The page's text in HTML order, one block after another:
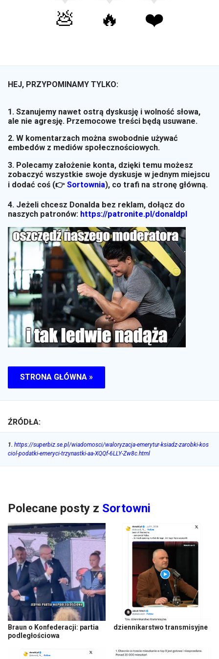
💩 🔥 ❤️
HEJ, PRZYPOMINAMY TYLKO:
1. Szanujemy nawet ostrą dyskusję i wolność słowa,
ale nie agresję. Przemocowe treści będą usuwane.
2. W komentarzach można swobodnie używać
embedów z mediów społecznościowych.
3. Polecamy założenie konta, dzięki temu możesz
zobaczyć wszystkie swoje dyskusje w jednym miejscu
i dodać coś (👉 Sortownia), co trafi na stronę główną.
4. Jeżeli chcesz Donalda bez reklam, dołącz do
naszych patronów: https://patronite.pl/donaldpl
STRONA GŁÓWNA »
ŹRÓDŁA:
1. https://superbiz.se.pl/wiadomosci/waloryzacja-emerytur-ksiadz-zarobki-kos
ciol-podatki-emeryci-trzynastki-aa-XQQf-6LLY-Zw8c.html
Polecane posty z Sortowni
Braun o Konfederacji: partia
podległościowa
dziennikarstwo transmisyjne